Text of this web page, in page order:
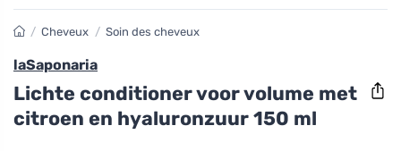
/ Cheveux / Soin des cheveux
laSaponaria
Lichte conditioner voor volume met
citroen en hyaluronzuur 150 ml